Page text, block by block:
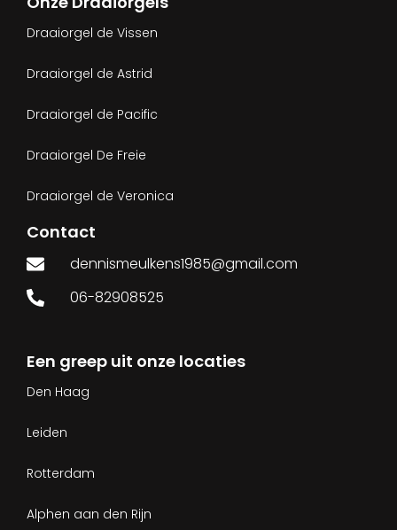
Draaiorgel de Vissen
Draaiorgel de Astrid
Draaiorgel de Pacific
Draaiorgel De Freie
Draaiorgel de Veronica
Contact
dennismeulkens1985@gmail.com
06-82908525
Een greep uit onze locaties
Den Haag
Leiden
Rotterdam
Alphen aan den Rijn